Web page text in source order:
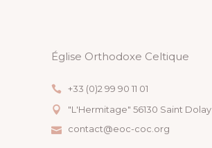
É
V
È
Église Orthodoxe Celtique
+33 (0)2 99 90 11 01
"L'Hermitage" 56130 Saint Dolay
contact@eoc-coc.org